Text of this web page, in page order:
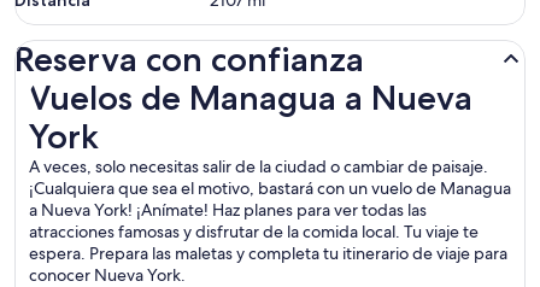
Reserva con confianza
Vuelos de Managua a Nueva
York
A veces, solo necesitas salir de la ciudad o cambiar de paisaje.
¡Cualquiera que sea el motivo, bastará con un vuelo de Managua
a Nueva York! ¡Anímate! Haz planes para ver todas las
atracciones famosas y disfrutar de la comida local. Tu viaje te
espera. Prepara las maletas y completa tu itinerario de viaje para
conocer Nueva York.
Vuelos de Managua a Nueva York